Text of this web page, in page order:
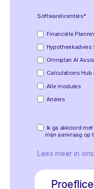
Softwarelicenties*
Financiële
Hypotheekadvies
Omniplan AI
Calculations Hub
Alle modules
Anders
Ik ga akkoord
mijn aanvraag op
Lees meer in ons